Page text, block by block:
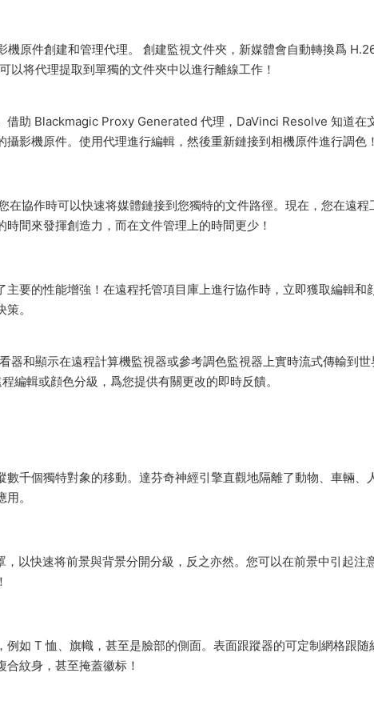
原件創建和管理代理。 創建監視文件夾，新媒體會自動轉換爲
将代理提取到單獨的文件夾中以進行離線工作！
借助 Blackmagic Proxy Generated 代理，DaVinci Resolve 知道在
影機原件。使用代理進行編輯，然後重新鏈接到相機原件進行調色！
協作時可以快速将媒體鏈接到您獨特的文件路徑。現在，您在遠程
間來發揮創造力，而在文件管理上的時間更少！
要的性能增強！在遠程托管項目庫上進行協作時，立即獲取編輯和
。
和顯示在遠程計算機監視器或參考調色監視器上實時流式傳輸到世
編輯或顔色分級，爲您提供有關更改的即時反饋。
千個獨特對象的移動。達芬奇神經引擎直觀地隔離了動物、車輛、
。
以快速将前景與背景分開分級，反之亦然。您可以在前景中引起注
如 T 恤、旗幟，甚至是臉部的側面。表面跟蹤器的可定制網格跟随
紋身，甚至掩蓋徽标！